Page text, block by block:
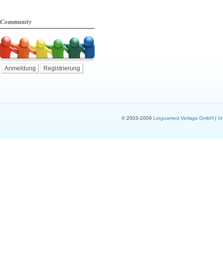
Community
Anmeldung Registrierung
© 2003-2009 Linguamed Verlags GmbH|